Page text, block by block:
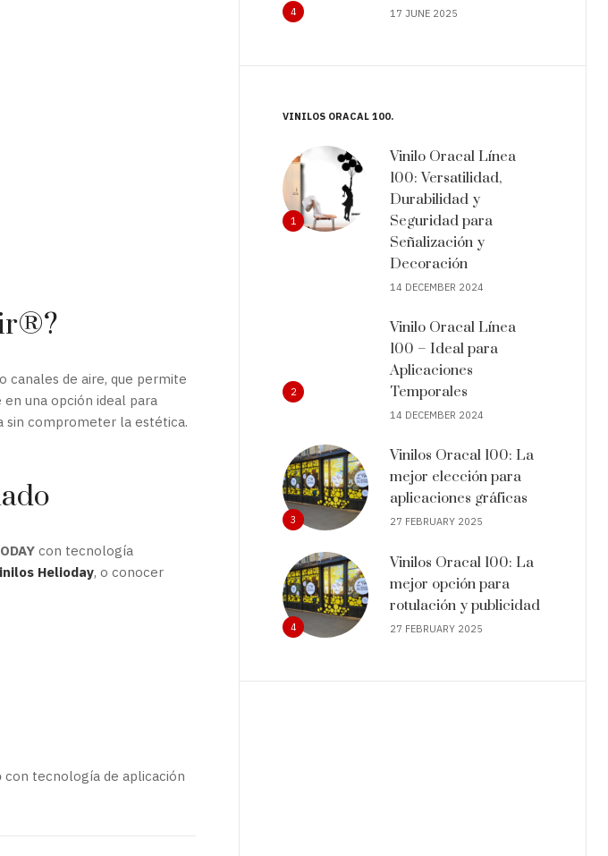
canales de aire, que permite
una opción ideal para
sin comprometer la estética.
con tecnología
Helioday, o conocer
con tecnología de aplicación
4 17 JUNE 2025
VINILOS ORACAL 100
1
Vinilo Oracal Línea
100: Versatilidad,
Durabilidad y
Seguridad para
Señalización y
Decoración
14 DECEMBER 2024
2
Vinilo Oracal Línea
100 – Ideal para
Aplicaciones
Temporales
14 DECEMBER 2024
3
Vinilos Oracal 100: La
mejor elección para
aplicaciones gráficas
27 FEBRUARY 2025
4
Vinilos Oracal 100: La
mejor opción para
rotulación y publicidad
27 FEBRUARY 2025